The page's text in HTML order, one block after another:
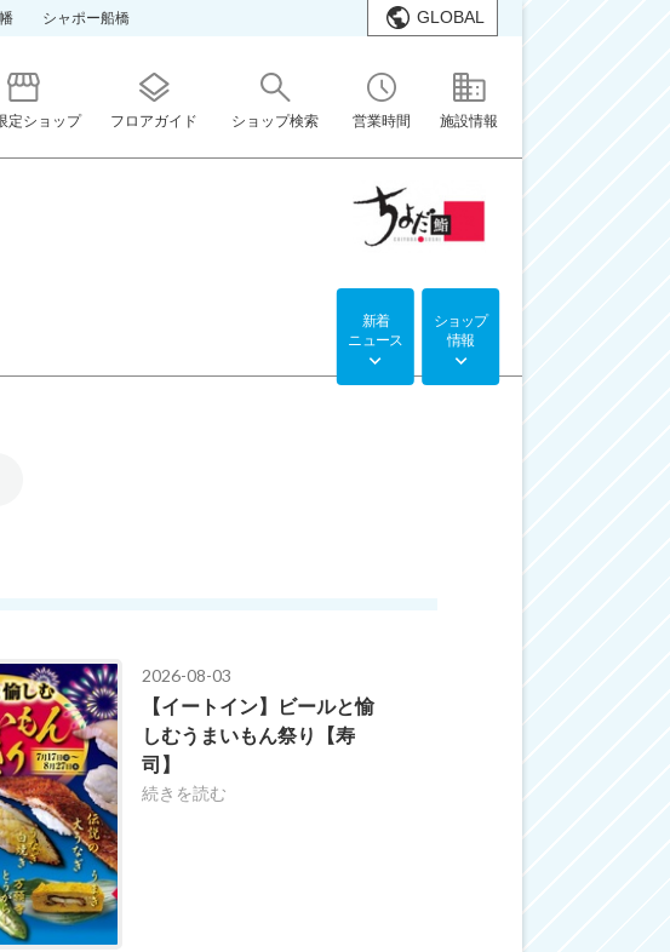
シャポー船橋 GLOBAL
定ショップ フロアガイド ショップ検索 営業時間 施設情報
新着
ニュース
ショップ
情報
2026-08-03
【イートイン】ビールと愉
しむうまいもん祭り【寿
司】
続きを読む